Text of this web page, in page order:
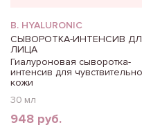
B. HYALURONIC
СЫВОРОТКА-ИНТЕНСИВ
ЛИЦА
Гиалуроновая сыворотка-
интенсив для
кожи
30 мл
948 руб.